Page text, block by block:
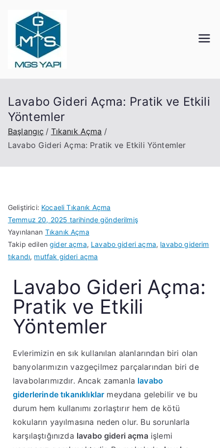
Lavabo Gideri Açma: Pratik ve Etkili
Yöntemler
Başlangıç
Tıkanık Açma
Lavabo Gideri Açma: Pratik ve Etkili Yöntemler
Geliştirici: Kocaeli Tıkanık Açma
Temmuz 20, 2025 tarihinde gönderilmiş
Yayınlanan Tıkanık Açma
Takip edilengider açma, Lavabo gideri açma, lavabo giderim
tıkandı, mutfak gideri açma
Lavabo Gideri Açma:
Pratik ve Etkili
Yöntemler
Evlerimizin en sık kullanılan alanlarından biri olan
banyolarımızın vazgeçilmez parçalarından biri de
lavabolarımızdır. Ancak zamanla lavabo
giderlerinde tıkanıklıklar meydana gelebilir ve bu
durum hem kullanımı zorlaştırır hem de kötü
kokuların yayılmasına neden olur. Bu sorunlarla
karşılaştığınızda lavabo gideri açmaişlemi